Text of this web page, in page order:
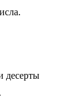
десерты